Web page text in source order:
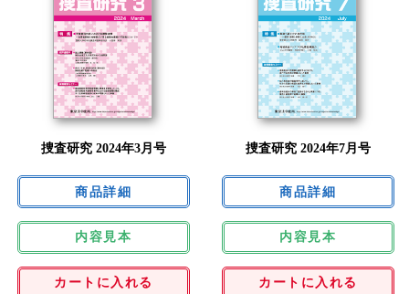
捜査研究 2024年3月号
内容見本
カートに入れる
捜査研究 2024年7月号
内容見本
カートに入れる